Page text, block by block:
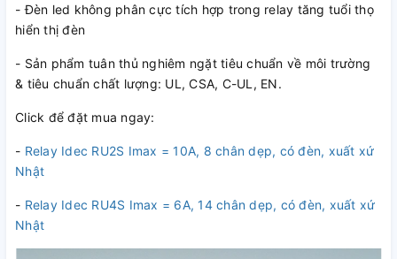
- Đèn led không phân cực tích hợp trong relay tăng tuổi thọ
hiển thị đèn
- Sản phẩm tuân thủ nghiêm ngặt tiêu chuẩn về môi trường
& tiêu chuẩn chất lượng: UL, CSA, C-UL, EN.
Click để đặt mua ngay:
- Relay Idec RU2S Imax = 10A, 8 chân dẹp, có đèn, xuất xứ
Nhật
- Relay Idec RU4S Imax = 6A, 14 chân dẹp, có đèn, xuất xứ
Nhật